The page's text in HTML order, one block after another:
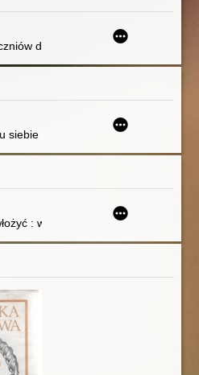
do bycia kreatywnymi, czyli o
dzieciom pewności siebie
siebie
od 3 do 6 lat. Część 1
: w jaki sposób przygotowywano